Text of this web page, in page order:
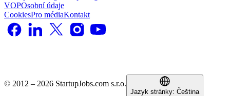
VOPOsobní údaje
CookiesPro médiaKontakt
© 2012 – 2026 StartupJobs.com s.r.o.
Jazyk stránky: Čeština